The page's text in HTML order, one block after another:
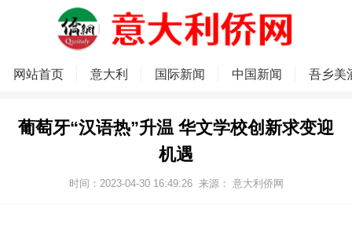
网站首页 意大利 国际新闻 中国新闻 吾乡美
葡萄牙“汉语热”升温 华文学校创新求变迎
机遇
时间：2023-04-30 16:49:26 来源： 意大利侨网